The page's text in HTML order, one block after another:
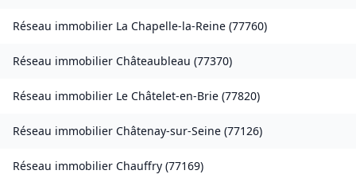
Réseau immobilier La Chapelle-la-Reine (77760)
Réseau immobilier Châteaubleau (77370)
Réseau immobilier Le Châtelet-en-Brie (77820)
Réseau immobilier Châtenay-sur-Seine (77126)
Réseau immobilier Chauffry (77169)